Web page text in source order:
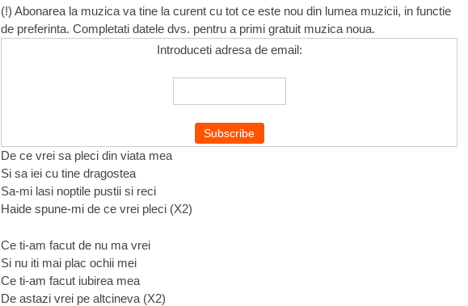
(!) Abonarea la muzica va tine la curent cu tot ce este nou din lumea muzicii, in functie
de preferinta. Completati datele dvs. pentru a primi gratuit muzica noua.
Introduceti adresa de email:
De ce vrei sa pleci din viata mea
Si sa iei cu tine dragostea
Sa-mi lasi noptile pustii si reci
Haide spune-mi de ce vrei pleci (X2)
Ce ti-am facut de nu ma vrei
Si nu iti mai plac ochii mei
Ce ti-am facut iubirea mea
De astazi vrei pe altcineva (X2)